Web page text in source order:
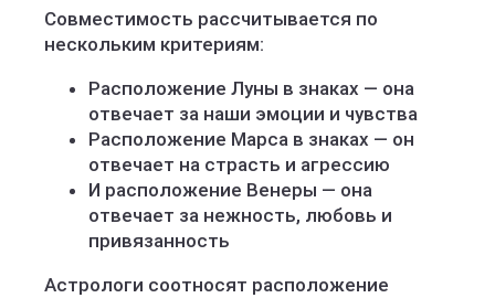
Совместимость рассчитывается по
нескольким критериям:
Расположение Луны в знаках — она
отвечает за наши эмоции и чувства
Расположение Марса в знаках — он
отвечает на страсть и агрессию
И расположение Венеры — она
отвечает за нежность, любовь и
привязанность
Астрологи соотносят расположение